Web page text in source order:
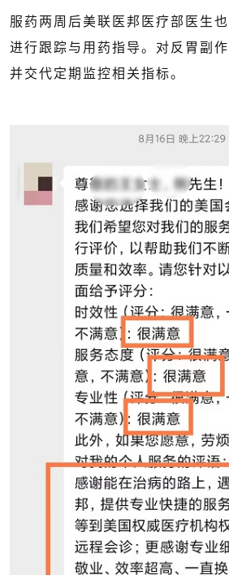
服药两周后美联医邦医疗部医生
进行跟踪与用药指导。对反胃副作
并交代定期监控相关指标。